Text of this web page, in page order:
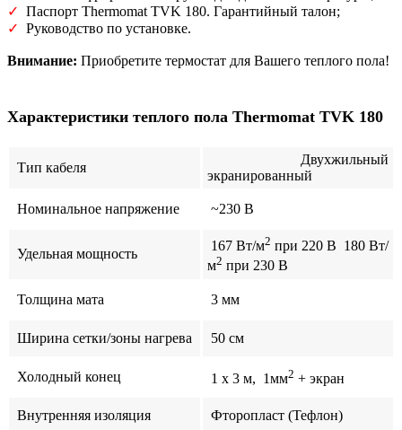
✓ Паспорт Thermomat TVK 180. Гарантийный талон;
✓ Руководство по установке.
Внимание: Приобретите термостат для Вашего теплого пола!
Характеристики теплого пола Thermomat TVK 180
Тип кабеля
Двухжильный
экранированный
Номинальное напряжение ~230 В
Удельная мощность
167 Вт/м2 при 220 В 180 Вт/
м2 при 230 В
Толщина мата 3 мм
Ширина сетки/зоны нагрева 50 см
Холодный конец 1 x 3 м, 1мм2 + экран
Внутренняя изоляция Фторопласт (Тефлон)